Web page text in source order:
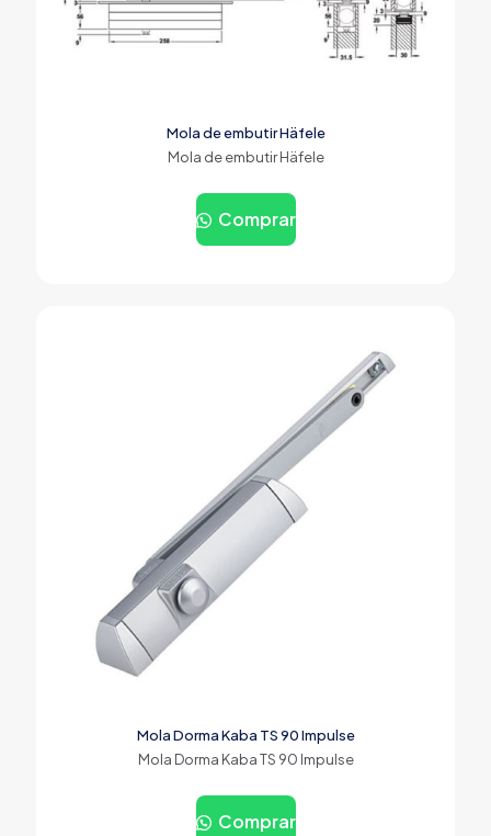
Mola de embutir Häfele
Mola de embutir Häfele
Comprar
Mola Dorma Kaba TS 90 Impulse
Mola Dorma Kaba TS 90 Impulse
Comprar